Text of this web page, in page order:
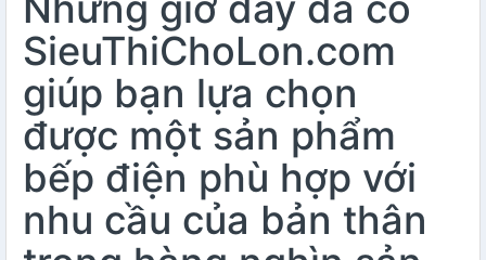
SieuThiChoLon.com
giúp bạn lựa chọn
được một sản phẩm
bếp điện phù hợp với
nhu cầu của bản thân